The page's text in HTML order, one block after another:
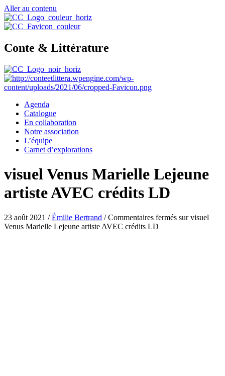
Aller au contenu
Conte & Littérature
Agenda
Catalogue
En collaboration
Notre association
L’équipe
Carnet d’explorations
visuel Venus Marielle Lejeune
artiste AVEC crédits LD
23 août 2021 /Émilie Bertrand /Commentaires fermés sur visuel
Venus Marielle Lejeune artiste AVEC crédits LD